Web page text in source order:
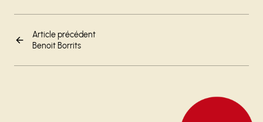
Article précédent
Benoit Borrits